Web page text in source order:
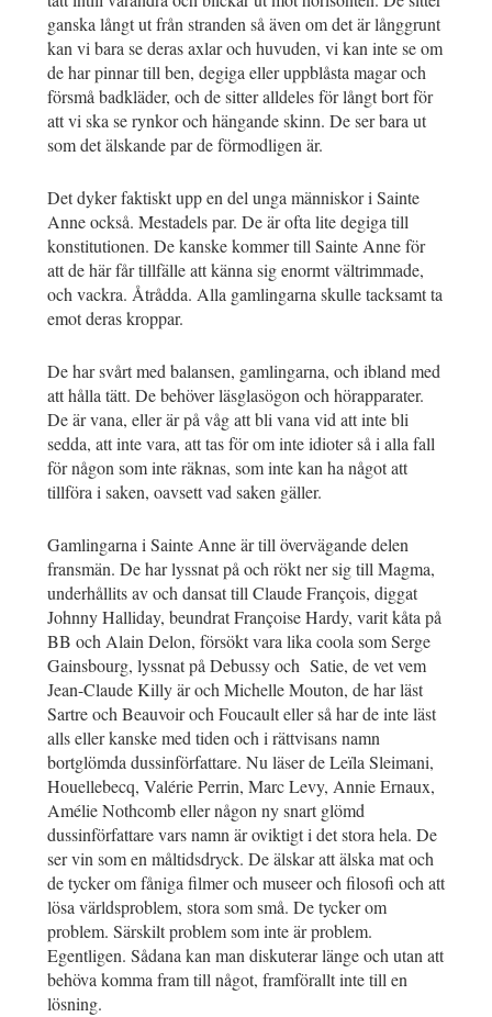
ganska långt ut från stranden så även om det är långgrunt
kan vi bara se deras axlar och huvuden, vi kan inte se om
de har pinnar till ben, degiga eller uppblåsta magar och
försmå badkläder, och de sitter alldeles för långt bort för
att vi ska se rynkor och hängande skinn. De ser bara ut
som det älskande par de förmodligen är.
Det dyker faktiskt upp en del unga människor i Sainte
Anne också. Mestadels par. De är ofta lite degiga till
konstitutionen. De kanske kommer till Sainte Anne för
att de här får tillfälle att känna sig enormt vältrimmade,
och vackra. Åtrådda. Alla gamlingarna skulle tacksamt ta
emot deras kroppar.
De har svårt med balansen, gamlingarna, och ibland med
att hålla tätt. De behöver läsglasögon och hörapparater.
De är vana, eller är på våg att bli vana vid att inte bli
sedda, att inte vara, att tas för om inte idioter så i alla fall
för någon som inte räknas, som inte kan ha något att
tillföra i saken, oavsett vad saken gäller.
Gamlingarna i Sainte Anne är till övervägande delen
fransmän. De har lyssnat på och rökt ner sig till Magma,
underhållits av och dansat till Claude François, diggat
Johnny Halliday, beundrat Françoise Hardy, varit kåta på
BB och Alain Delon, försökt vara lika coola som Serge
Gainsbourg, lyssnat på Debussy och Satie, de vet vem
Jean-Claude Killy är och Michelle Mouton, de har läst
Sartre och Beauvoir och Foucault eller så har de inte läst
alls eller kanske med tiden och i rättvisans namn
bortglömda dussinförfattare. Nu läser de Leïla Sleimani,
Houellebecq, Valérie Perrin, Marc Levy, Annie Ernaux,
Amélie Nothcomb eller någon ny snart glömd
dussinförfattare vars namn är oviktigt i det stora hela. De
ser vin som en måltidsdryck. De älskar att älska mat och
de tycker om fåniga filmer och museer och filosofi och att
lösa världsproblem, stora som små. De tycker om
problem. Särskilt problem som inte är problem.
Egentligen. Sådana kan man diskuterar länge och utan att
behöva komma fram till något, framförallt inte till en
lösning.